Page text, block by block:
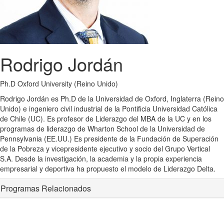
Rodrigo Jordán
Ph.D Oxford University (Reino Unido)
Rodrigo Jordán es Ph.D de la Universidad de Oxford, Inglaterra (Reino
Unido) e ingeniero civil industrial de la Pontificia Universidad Católica
de Chile (UC). Es profesor de Liderazgo del MBA de la UC y en los
programas de liderazgo de Wharton School de la Universidad de
Pennsylvania (EE.UU.) Es presidente de la Fundación de Superación
de la Pobreza y vicepresidente ejecutivo y socio del Grupo Vertical
S.A. Desde la investigación, la academia y la propia experiencia
empresarial y deportiva ha propuesto el modelo de Liderazgo Delta.
Programas Relacionados